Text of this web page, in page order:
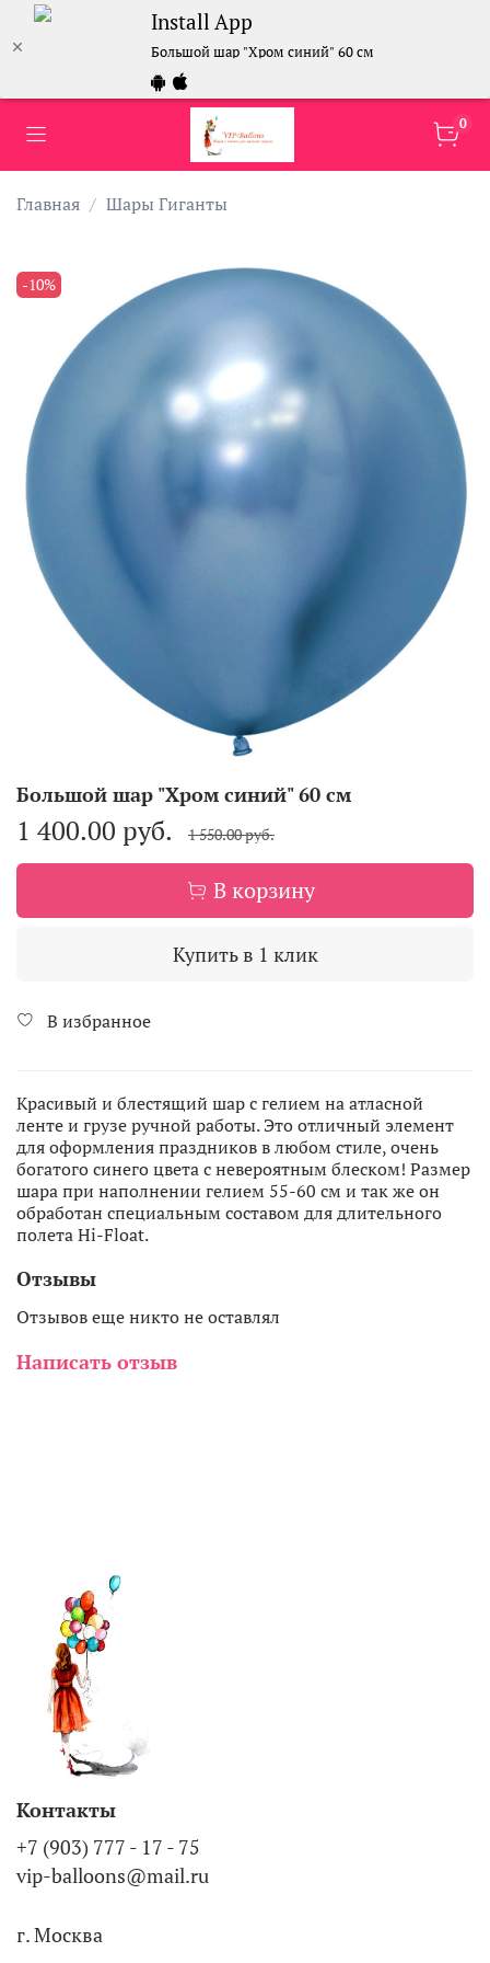
Install App
Большой шар "Хром синий" 60 см
0
Главная Шары Гиганты
-10%
Большой шар "Хром синий" 60 см
1 400.00 руб. 1 550.00 руб.
В корзину
Купить в 1 клик
В избранное
Красивый и блестящий шар с гелием на атласной
ленте и грузе ручной работы. Это отличный элемент
для оформления праздников в любом стиле, очень
богатого синего цвета с невероятным блеском! Размер
шара при наполнении гелием 55-60 см и так же он
обработан специальным составом для длительного
полета Hi-Float.
Отзывы
Отзывов еще никто не оставлял
Написать отзыв
Контакты
+7 (903) 777 - 17 - 75
vip-balloons@mail.ru
г. Москва